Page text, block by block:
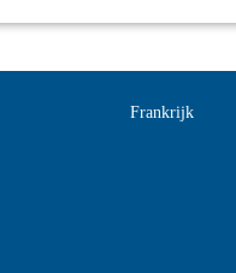
Frankrijk